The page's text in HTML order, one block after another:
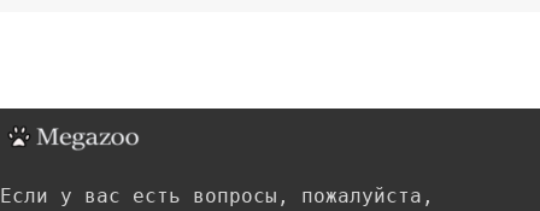
Если у вас есть вопросы, пожалуйста,